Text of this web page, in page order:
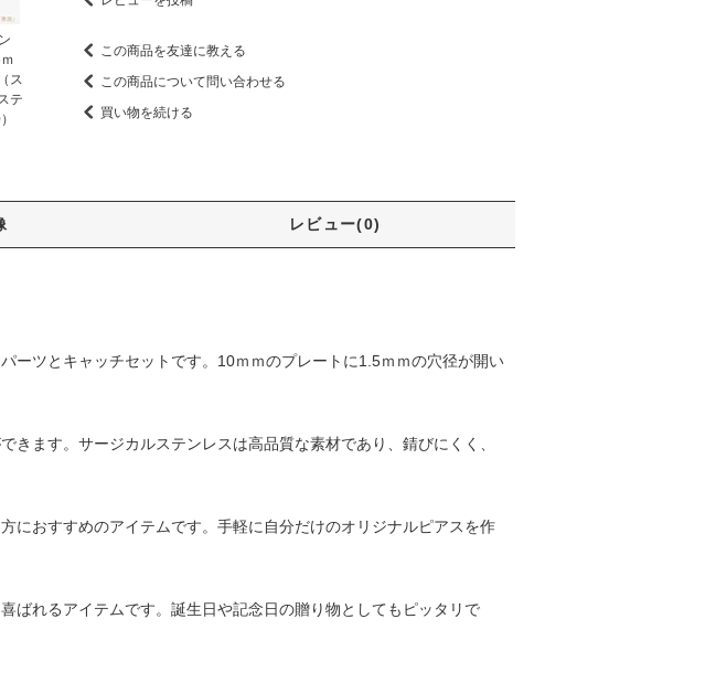
ス
テ
この商品を友達に教える
この商品について問い合わせる
買い物を続ける
レビュー(0)
ーツとキャッチセットです。10ｍｍのプレートに1.5ｍｍの穴径が開い
ます。サージカルステンレスは高品質な素材であり、錆びにくく、
におすすめのアイテムです。手軽に自分だけのオリジナルピアスを作
ばれるアイテムです。誕生日や記念日の贈り物としてもピッタリで